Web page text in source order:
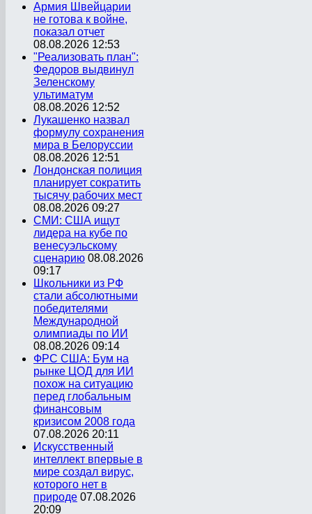
Армия Швейцарии
не готова к войне,
показал отчет
08.08.2026 12:53
"Реализовать план":
Федоров выдвинул
Зеленскому
ультиматум
08.08.2026 12:52
Лукашенко назвал
формулу сохранения
мира в Белоруссии
08.08.2026 12:51
Лондонская полиция
планирует сократить
тысячу рабочих мест
08.08.2026 09:27
СМИ: США ищут
лидера на кубе по
венесуэльскому
сценарию 08.08.2026
09:17
Школьники из РФ
стали абсолютными
победителями
Международной
олимпиады по ИИ
08.08.2026 09:14
ФРС США: Бум на
рынке ЦОД для ИИ
похож на ситуацию
перед глобальным
финансовым
кризисом 2008 года
07.08.2026 20:11
Искусственный
интеллект впервые в
мире создал вирус,
которого нет в
природе 07.08.2026
20:09